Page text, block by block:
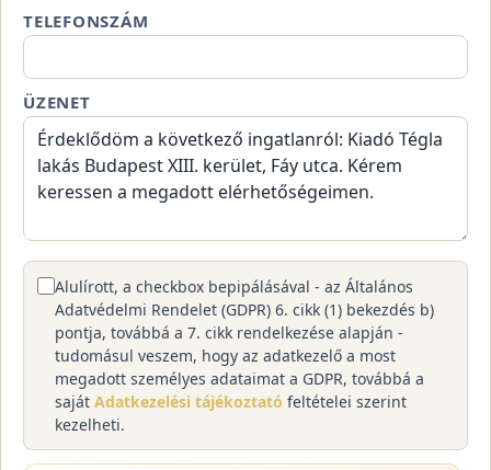
TELEFONSZÁM
ÜZENET
Alulírott, a checkbox bepipálásával - az Általános
Adatvédelmi Rendelet (GDPR) 6. cikk (1) bekezdés b)
pontja, továbbá a 7. cikk rendelkezése alapján -
tudomásul veszem, hogy az adatkezelő a most
megadott személyes adataimat a GDPR, továbbá a
saját Adatkezelési tájékoztató feltételei szerint
kezelheti.